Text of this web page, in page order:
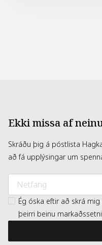
Ekki missa af
Skráðu þig á póstlista
að fá upplýsingar um
Ég óska eftir að skrá
þeirri beinu